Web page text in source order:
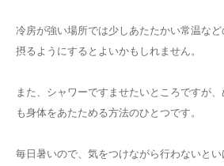
冷房が強い場所では少しあたたかい常温な
摂るようにするとよいかもしれません。
また、シャワーですませたいところですが
も身体をあたためる方法のひとつです。
毎日暑いので、気をつけながら行わないと
ブログ